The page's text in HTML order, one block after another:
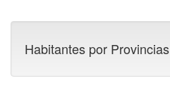
Habitantes por Provincias